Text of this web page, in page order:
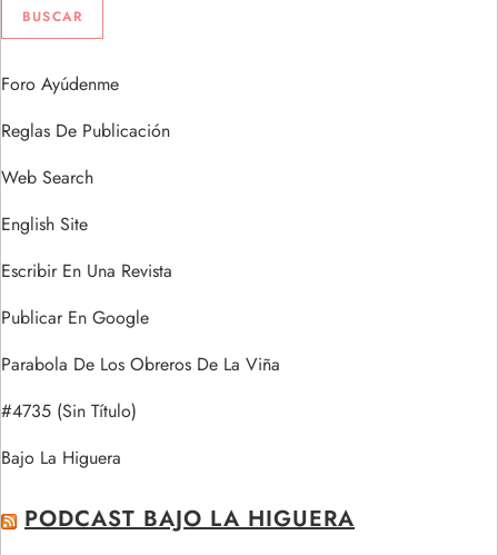
Foro Ayúdenme
Reglas De Publicación
Web Search
English Site
Escribir En Una Revista
Publicar En Google
Parabola De Los Obreros De La Viña
#4735 (sin Título)
Bajo La Higuera
PODCAST BAJO LA HIGUERA